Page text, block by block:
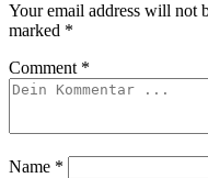
Your email address will not
marked *
Comment *
Name *